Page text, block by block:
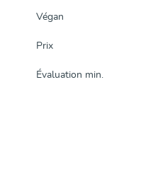
Végan
Prix
Évaluation min.